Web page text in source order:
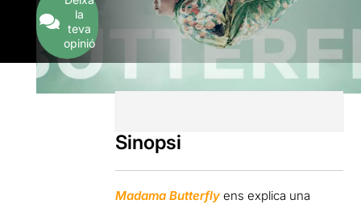
la
teva
opinió
Sinopsi
Madama Butterfly ens explica una